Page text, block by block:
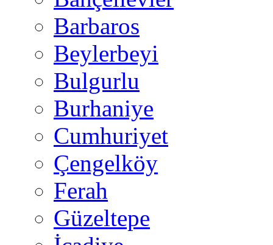
Barbaros
Beylerbeyi
Bulgurlu
Burhaniye
Cumhuriyet
Çengelköy
Ferah
Güzeltepe